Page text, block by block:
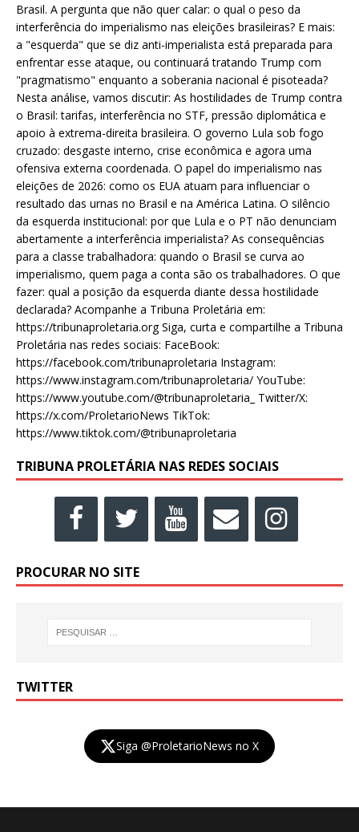
Brasil. A pergunta que não quer calar: o qual o peso da
interferência do imperialismo nas eleições brasileiras? E mais:
a "esquerda" que se diz anti-imperialista está preparada para
enfrentar esse ataque, ou continuará tratando Trump com
"pragmatismo" enquanto a soberania nacional é pisoteada?
Nesta análise, vamos discutir: As hostilidades de Trump contra
o Brasil: tarifas, interferência no STF, pressão diplomática e
apoio à extrema-direita brasileira. O governo Lula sob fogo
cruzado: desgaste interno, crise econômica e agora uma
ofensiva externa coordenada. O papel do imperialismo nas
eleições de 2026: como os EUA atuam para influenciar o
resultado das urnas no Brasil e na América Latina. O silêncio
da esquerda institucional: por que Lula e o PT não denunciam
abertamente a interferência imperialista? As consequências
para a classe trabalhadora: quando o Brasil se curva ao
imperialismo, quem paga a conta são os trabalhadores. O que
fazer: qual a posição da esquerda diante dessa hostilidade
declarada? Acompanhe a Tribuna Proletária em:
https://tribunaproletaria.org Siga, curta e compartilhe a Tribuna
Proletária nas redes sociais: FaceBook:
https://facebook.com/tribunaproletaria Instagram:
https://www.instagram.com/tribunaproletaria/ YouTube:
https://www.youtube.com/@tribunaproletaria_ Twitter/X:
https://x.com/ProletarioNews TikTok:
https://www.tiktok.com/@tribunaproletaria
TRIBUNA PROLETÁRIA NAS REDES SOCIAIS
PROCURAR NO SITE
TWITTER
Siga @ProletarioNews no X